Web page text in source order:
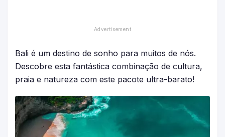
Bali é um destino de sonho para muitos de nós.
Descobre esta fantástica combinação de cultura,
praia e natureza com este pacote ultra-barato!